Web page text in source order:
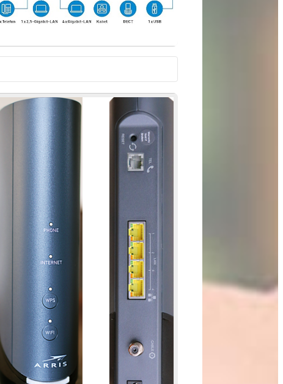
altså levere 2000 Mbit. Den har 4 Gigabit
med denne også at opnå denne høje